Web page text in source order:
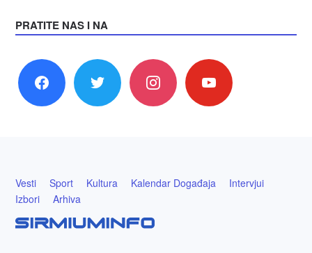
PRATITE NAS I NA
facebook twitter instagram youtube
Vesti Sport Kultura Kalendar Događaja
Intervjui
Izbori
Arhiva